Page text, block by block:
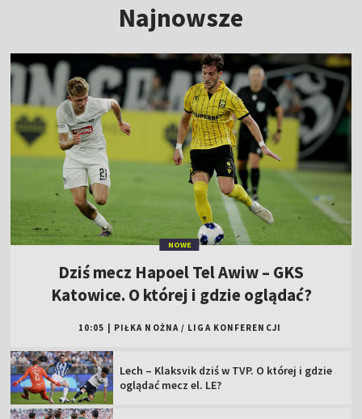
Najnowsze
NOWE
Dziś mecz Hapoel Tel Awiw – GKS
Katowice. O której i gdzie oglądać?
10:05 PIŁKA NOŻNA / LIGA KONFERENCJI
Lech – Klaksvik dziś w TVP. O której i gdzie
oglądać mecz el. LE?